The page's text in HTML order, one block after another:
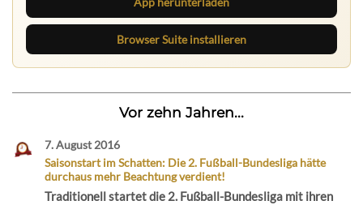
Browser Suite installieren
Vor zehn Jahren...
7. August 2016
Saisonstart im Schatten: Die 2. Fußball-Bundesliga hätte
durchaus mehr Beachtung verdient!
Traditionell startet die 2. Fußball-Bundesliga mit ihren